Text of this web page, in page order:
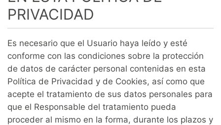
PRIVACIDAD
Es necesario que el Usuario haya leído y esté
conforme con las condiciones sobre la protección
de datos de carácter personal contenidas en esta
Política de Privacidad y de Cookies, así como que
acepte el tratamiento de sus datos personales para
que el Responsable del tratamiento pueda
proceder al mismo en la forma, durante los plazos y